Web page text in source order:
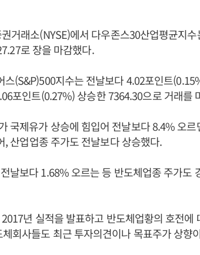
거래소(NYSE)에서 다우존스30산업평균지
로 장을 마감했다.
스(S&P)500지수는 전날보다 4.02포인트
포인트(0.27%) 상승한 7364.30으로 거래를
국제유가 상승에 힘입어 전날보다 8.4% 오
, 산업업종 주가도 전날보다 상승했다.
날보다 1.68% 오르는 등 반도체업종 주가도
년 실적을 발표하고 반도체업황의 호전에
회사들도 최근 투자의견이나 목표주가 상향